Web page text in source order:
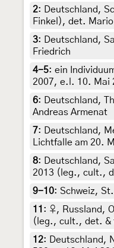
2:
Deutschland,
Finkel), det.
3:
Deutschland,
Friedrich
4-5: ein
2007, e.l. 10. Mai
6:
Deutschland,
Andreas Armenat
7:
Deutschland,
Lichtfalle am 20.
8:
Deutschland,
2013 (leg., cult.,
9-10: Schweiz,
11 : ♀, Russland,
(leg., cult., det. &
12:
Deutschland,